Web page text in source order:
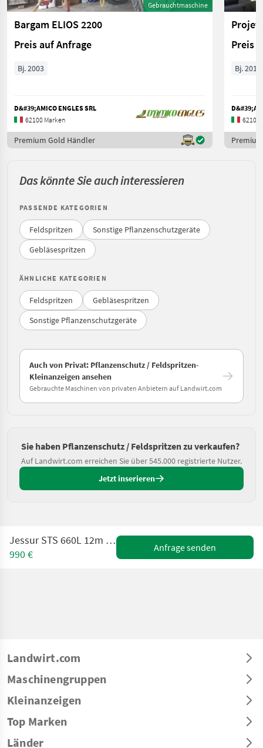
Gebrauchtmaschine
Bargam ELIOS 2200
Preis auf Anfrage
Bj. 2003
D&#39;AMICO ENGLES SRL
62100 Marken
Premium Gold Händler
Projet
Preis
Bj. 2014
62100
Das könnte Sie auch interessieren
PASSENDE KATEGORIEN
Feldspritzen
Sonstige Pflanzenschutzgeräte
Gebläsespritzen
ÄHNLICHE KATEGORIEN
Feldspritzen
Gebläsespritzen
Sonstige Pflanzenschutzgeräte
Auch von Privat: Pflanzenschutz / Feldspritzen-
Kleinanzeigen ansehen
Gebrauchte Maschinen von privaten Anbietern auf Landwirt.com
Sie haben Pflanzenschutz / Feldspritzen zu verkaufen?
Auf Landwirt.com erreichen Sie über 545.000 registrierte Nutzer.
Jetzt inserieren
Jessur STS 660L 12m mit Gleichdruckamatur
990 €
Anfrage senden
Landwirt.com
Maschinengruppen
Kleinanzeigen
Top Marken
Länder